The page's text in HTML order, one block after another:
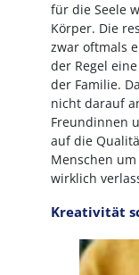
für die Seele
Körper. Die
zwar oftmals
der Regel
der Familie.
nicht darauf
Freundinnen
auf die
Menschen
wirklich
Kreativität
Bild